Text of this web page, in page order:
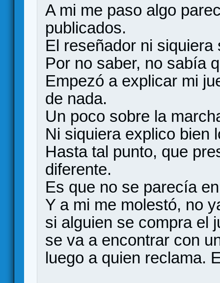
A mi me paso algo
publicados.
El reseñador ni
Por no saber, no sabía
Empezó a explicar mi
de nada.
Un poco sobre la
Ni siquiera explico bien
Hasta tal punto, que
diferente.
Es que no se parecía
Y a mi me molestó, no
si alguien se compra el
se va a encontrar con
luego a quien reclama.